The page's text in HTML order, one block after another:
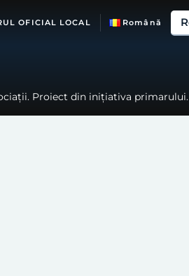
OFICIAL LOCAL Română
Proiect din inițiativa primarului.